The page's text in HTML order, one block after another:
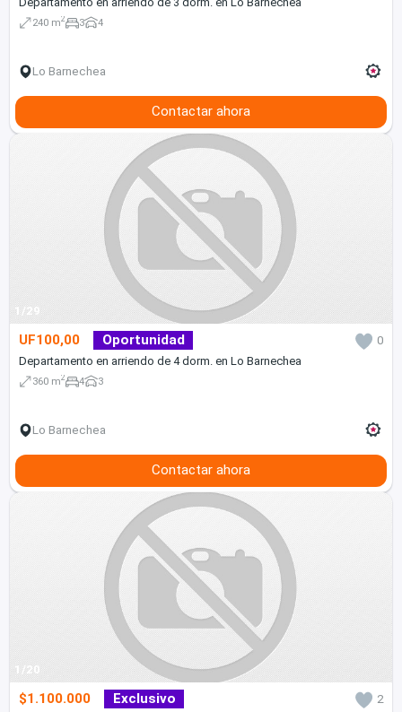
240 m2 3 4
Lo Barnechea
Contactar ahora
1/29
UF100,00 Oportunidad
0
Departamento en arriendo de 4 dorm. en Lo Barnechea
360 m2 4 3
Lo Barnechea
Contactar ahora
1/20
$1.100.000 Exclusivo
2